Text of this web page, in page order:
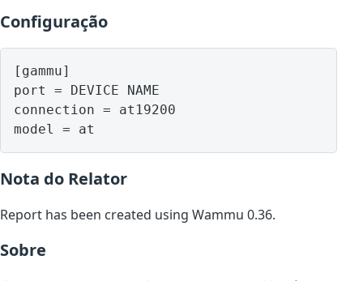
Configuração
[gammu]
port = DEVICE NAME
connection = at19200
model = at
Nota do Relator
Report has been created using Wammu 0.36.
Sobre